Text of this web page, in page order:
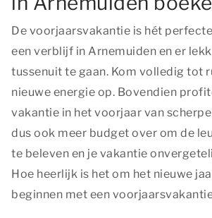
De voorjaarsvakantie is hét
een verblijf in Arnemuiden en er
tussenuit te gaan. Kom volledig tot
nieuwe energie op. Bovendien
vakantie in het voorjaar van
dus ook meer budget over om de
te beleven en je vakantie
Hoe heerlijk is het om het nieuwe
beginnen met een